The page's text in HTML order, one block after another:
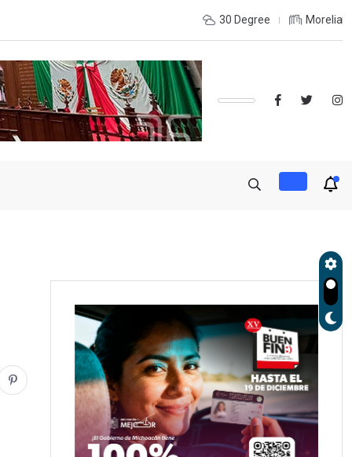
internacionales, resultado del esfuerzo y amor del personal de
30 Degree Morelia